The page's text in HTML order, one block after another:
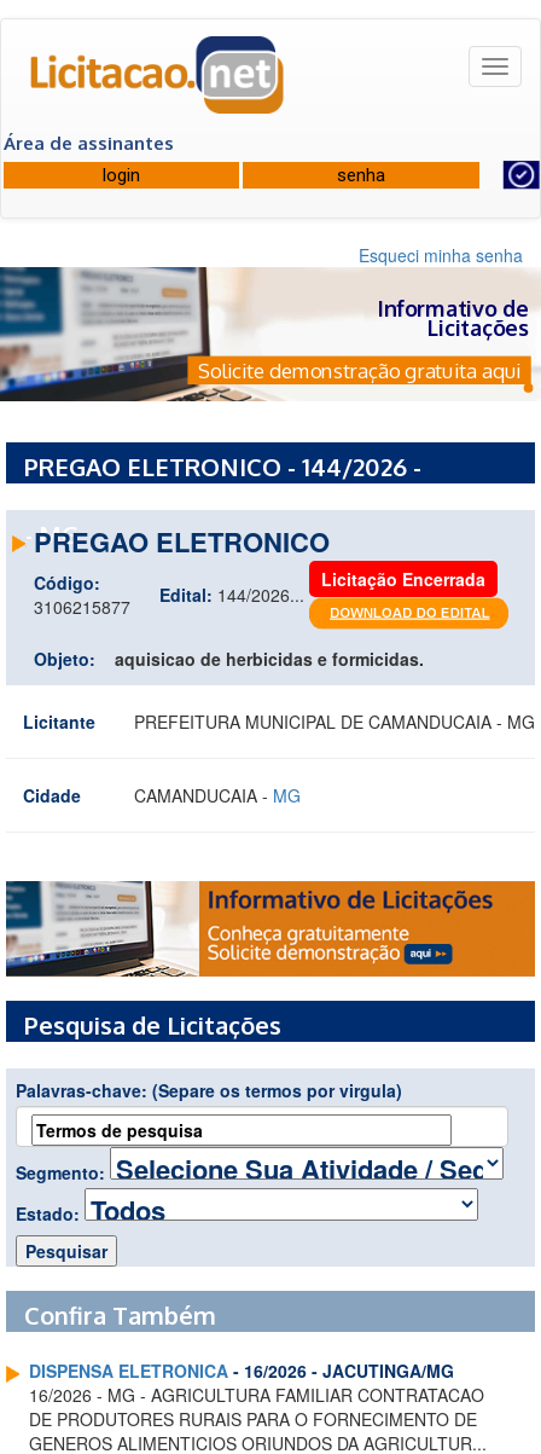
Área de assinantes
Esqueci minha senha
Informativo de
Licitações
Solicite demonstração gratuita aqui
PREGAO ELETRONICO - 144/2026 -
- MG
PREGAO ELETRONICO
Código:
3106215877
Edital: 144/2026...
Licitação Encerrada
Objeto: aquisicao de herbicidas e formicidas.
Licitante PREFEITURA MUNICIPAL DE CAMANDUCAIA - MG
Cidade CAMANDUCAIA - MG
Pesquisa de Licitações
Palavras-chave: (Separe os termos por virgula)
Segmento:
Estado:
Confira Também
DISPENSA ELETRONICA - 16/2026 - JACUTINGA/MG
16/2026 - MG - AGRICULTURA FAMILIAR CONTRATACAO
DE PRODUTORES RURAIS PARA O FORNECIMENTO DE
GENEROS ALIMENTICIOS ORIUNDOS DA AGRICULTUR...